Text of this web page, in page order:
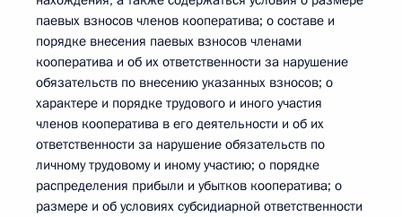
паевых взносов членов кооператива; о составе и
порядке внесения паевых взносов членами
кооператива и об их ответственности за нарушение
обязательств по внесению указанных взносов; о
характере и порядке трудового и иного участия
членов кооператива в его деятельности и об их
ответственности за нарушение обязательств по
личному трудовому и иному участию; о порядке
распределения прибыли и убытков кооператива; о
размере и об условиях субсидиарной ответственности